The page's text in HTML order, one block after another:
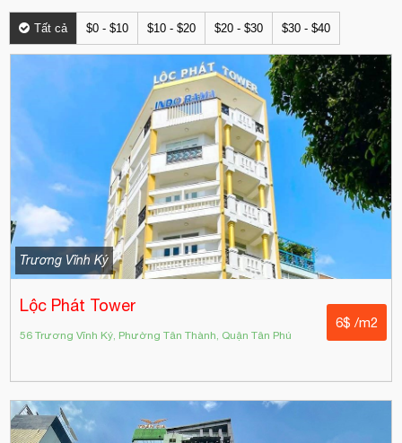
Tất cả $0 - $10 $10 - $20 $20 - $30 $30 - $40
Trương Vĩnh Ký
Lộc Phát Tower
56 Trương Vĩnh Ký, Phường Tân Thành, Quận Tân Phú
6$ /m2